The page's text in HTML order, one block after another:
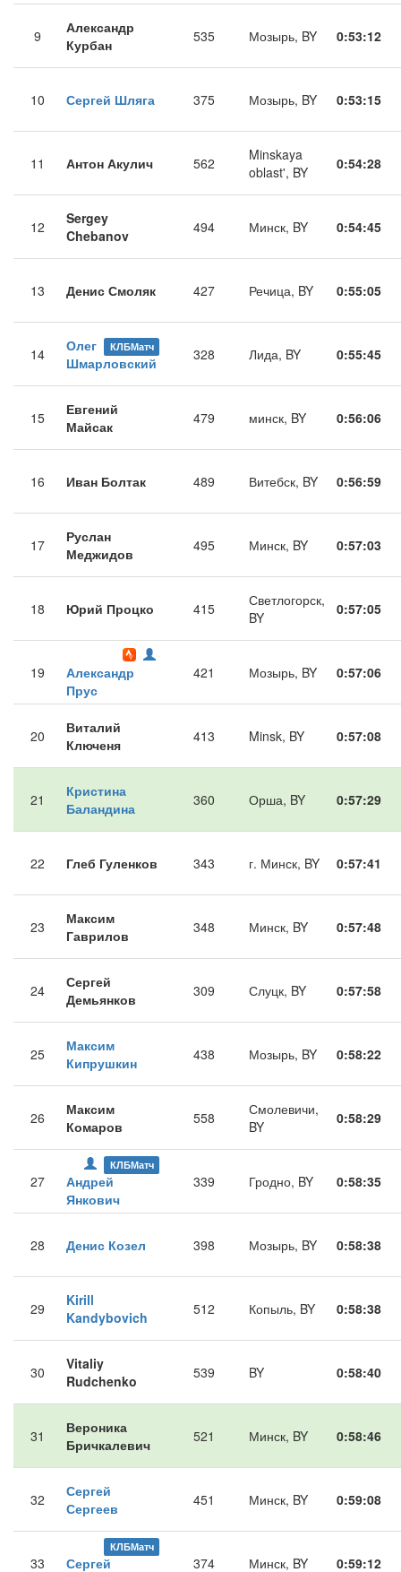
9
Александр
Курбан
535 Мозырь, BY 0:53:12
10 Сергей Шляга 375 Мозырь, BY 0:53:15
11 Антон Акулич 562
Minskaya
oblast', BY
0:54:28
12
Sergey
Chebanov
494 Минск, BY 0:54:45
13 Денис Смоляк 427 Речица, BY 0:55:05
14 КЛБМатч
Олег
Шмарловский
328 Лида, BY 0:55:45
15
Евгений
Майсак
479 минск, BY 0:56:06
16 Иван Болтак 489 Витебск, BY 0:56:59
17
Руслан
Меджидов
495 Минск, BY 0:57:03
18 Юрий Процко 415
Светлогорск,
BY
0:57:05
19
Александр
Прус
421 Мозырь, BY 0:57:06
20
Виталий
Ключеня
413 Minsk, BY 0:57:08
21
Кристина
Баландина
360 Орша, BY 0:57:29
22 Глеб Гуленков 343 г. Минск, BY 0:57:41
23
Максим
Гаврилов
348 Минск, BY 0:57:48
24
Сергей
Демьянков
309 Слуцк, BY 0:57:58
25
Максим
Кипрушкин
438 Мозырь, BY 0:58:22
26
Максим
Комаров
558
Смолевичи,
BY
0:58:29
27
КЛБМатч
Андрей
Янкович
339 Гродно, BY 0:58:35
28 Денис Козел 398 Мозырь, BY 0:58:38
29
Kirill
Kandybovich
512 Копыль, BY 0:58:38
30
Vitaliy
Rudchenko
539 BY 0:58:40
31
Вероника
Бричкалевич
521 Минск, BY 0:58:46
32
Сергей
Сергеев
451 Минск, BY 0:59:08
33
КЛБМатч
Сергей 374 Минск, BY 0:59:12